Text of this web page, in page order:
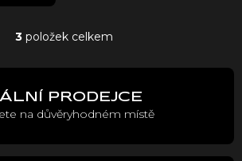
O
á
d
a
í
3položek celkem
PRODEJCE
na důvěryhodném místě